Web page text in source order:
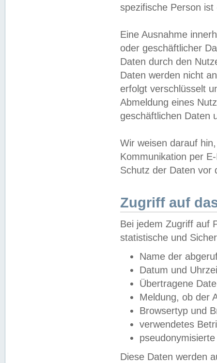
spezifische Person
Eine Ausnahme
oder geschäftlicher
Daten durch den
Daten werden nicht
erfolgt verschlüsselt
Abmeldung eines
geschäftlichen Daten
Wir weisen darauf
Kommunikation per
Schutz der Daten vor
Zugriff auf
Bei jedem Zugriff auf
statistische und
Name der
Datum und
Übertragene
Meldung, ob der
Browsertyp und
verwendetes
Diese Daten werden